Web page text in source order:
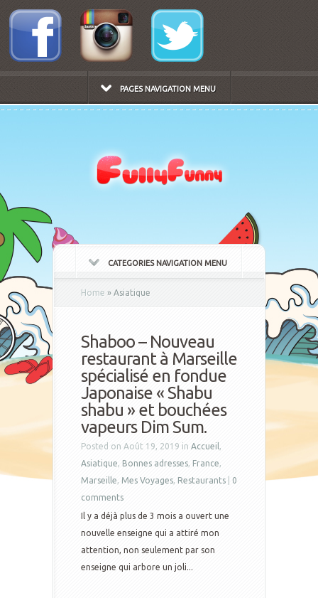
PAGES NAVIGATION MENU
CATEGORIES NAVIGATION MENU
Home » Asiatique
Shaboo – Nouveau
restaurant à Marseille
spécialisé en fondue
Japonaise « Shabu
shabu » et bouchées
vapeurs Dim Sum.
Posted on Août 19, 2019 in Accueil ,
Asiatique, Bonnes adresses, France,
Marseille, Mes Voyages, Restaurants
0
comments
Il y a déjà plus de 3 mois a ouvert une
nouvelle enseigne qui a attiré mon
attention, non seulement par son
enseigne qui arbore un joli...